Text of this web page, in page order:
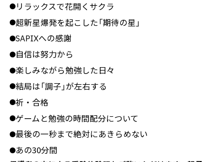
●リラックスで花開くサクラ
●超新星爆発を起こした「期待の星」
●SAPIXへの感謝
●自信は努力から
●楽しみながら勉強した日々
●結局は「調子」が左右する
●祈・合格
●ゲームと勉強の時間配分について
●最後の一秒まで絶対にあきらめない
●あの30分間